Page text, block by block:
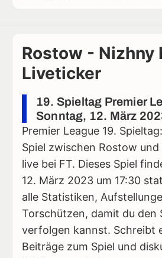
Rostow - Nizhny
Liveticker
19. Spieltag Premier
Sonntag, 12. März
Premier League 19.
Spiel zwischen Rostow
live bei FT. Dieses Spiel
12. März 2023 um 17:30
alle Statistiken,
Torschützen, damit du den
verfolgen kannst. Schreibt
Beiträge zum Spiel und